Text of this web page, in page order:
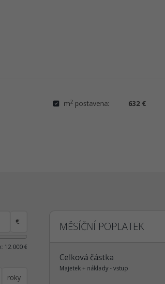
m2 postavena: 632 €
€
12.000 €
roky
MĚSÍČNÍ POPLATEK
Celková částka
Majetek + náklady - vstup